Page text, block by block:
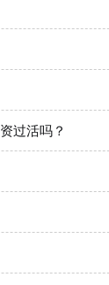
过活吗？